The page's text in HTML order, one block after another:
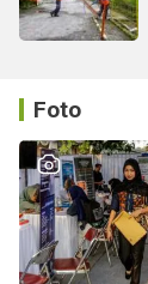
Foto